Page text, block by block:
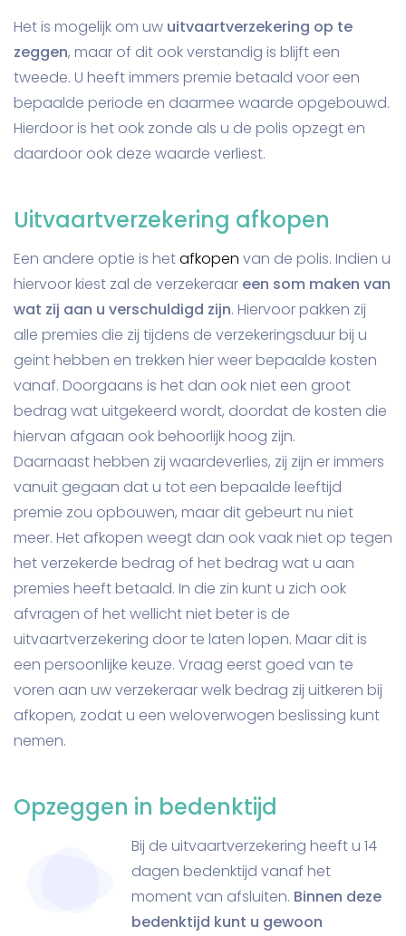
Het is mogelijk om uw uitvaartverzekering op te
zeggen, maar of dit ook verstandig is blijft een
tweede. U heeft immers premie betaald voor een
bepaalde periode en daarmee waarde opgebouwd.
Hierdoor is het ook zonde als u de polis opzegt en
daardoor ook deze waarde verliest.
Uitvaartverzekering afkopen
Een andere optie is hetafkopen van de polis. Indien u
hiervoor kiest zal de verzekeraar een som maken van
wat zij aan u verschuldigd zijn. Hiervoor pakken zij
alle premies die zij tijdens de verzekeringsduur bij u
geint hebben en trekken hier weer bepaalde kosten
vanaf. Doorgaans is het dan ook niet een groot
bedrag wat uitgekeerd wordt, doordat de kosten die
hiervan afgaan ook behoorlijk hoog zijn.
Daarnaast hebben zij waardeverlies, zij zijn er immers
vanuit gegaan dat u tot een bepaalde leeftijd
premie zou opbouwen, maar dit gebeurt nu niet
meer. Het afkopen weegt dan ook vaak niet op tegen
het verzekerde bedrag of het bedrag wat u aan
premies heeft betaald. In die zin kunt u zich ook
afvragen of het wellicht niet beter is de
uitvaartverzekering door te laten lopen. Maar dit is
een persoonlijke keuze. Vraag eerst goed van te
voren aan uw verzekeraar welk bedrag zij uitkeren bij
afkopen, zodat u een weloverwogen beslissing kunt
nemen.
Opzeggen in bedenktijd
Bij de uitvaartverzekering heeft u 14
dagen bedenktijd vanaf het
moment van afsluiten. Binnen deze
bedenktijd kunt u gewoon